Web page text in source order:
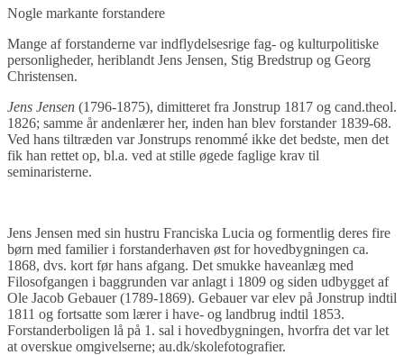
Nogle markante forstandere
Mange af forstanderne var indflydelsesrige fag- og kulturpolitiske
personligheder, heriblandt Jens Jensen, Stig Bredstrup og Georg
Christensen.
Jens Jensen (1796-1875), dimitteret fra Jonstrup 1817 og cand.theol.
1826; samme år andenlærer her, inden han blev forstander 1839-68.
Ved hans tiltræden var Jonstrups renommé ikke det bedste, men det
fik han rettet op, bl.a. ved at stille øgede faglige krav til
seminaristerne.
Jens Jensen med sin hustru Franciska Lucia og formentlig deres fire
børn med familier i forstanderhaven øst for hovedbygningen ca.
1868, dvs. kort før hans afgang. Det smukke haveanlæg med
Filosofgangen i baggrunden var anlagt i 1809 og siden udbygget af
Ole Jacob Gebauer (1789-1869). Gebauer var elev på Jonstrup indtil
1811 og fortsatte som lærer i have- og landbrug indtil 1853.
Forstanderboligen lå på 1. sal i hovedbygningen, hvorfra det var let
at overskue omgivelserne; au.dk/skolefotografier.